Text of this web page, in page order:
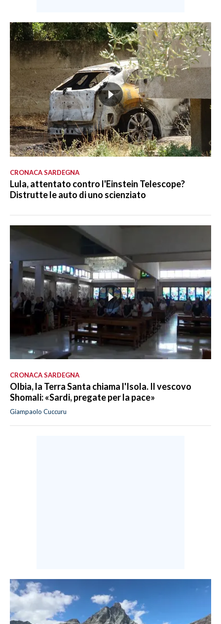
CRONACA SARDEGNA
Lula, attentato contro l'Einstein Telescope?
Distrutte le auto di uno scienziato
CRONACA SARDEGNA
Olbia, la Terra Santa chiama l'Isola. Il vescovo
Shomali: «Sardi, pregate per la pace»
Giampaolo Cuccuru